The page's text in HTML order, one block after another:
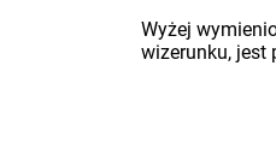
Wyżej
wizerunku, jest